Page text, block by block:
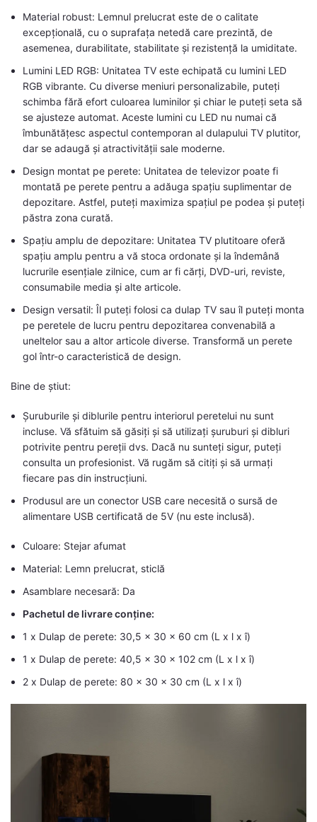
Material robust: Lemnul prelucrat este de o calitate
excepțională, cu o suprafața netedă care prezintă, de
asemenea, durabilitate, stabilitate și rezistență la umiditate.
Lumini LED RGB: Unitatea TV este echipată cu lumini LED
RGB vibrante. Cu diverse meniuri personalizabile, puteți
schimba fără efort culoarea luminilor și chiar le puteți seta să
se ajusteze automat. Aceste lumini cu LED nu numai că
îmbunătățesc aspectul contemporan al dulapului TV plutitor,
dar se adaugă și atractivității sale moderne.
Design montat pe perete: Unitatea de televizor poate fi
montată pe perete pentru a adăuga spațiu suplimentar de
depozitare. Astfel, puteți maximiza spațiul pe podea și puteți
păstra zona curată.
Spațiu amplu de depozitare: Unitatea TV plutitoare oferă
spațiu amplu pentru a vă stoca ordonate și la îndemână
lucrurile esențiale zilnice, cum ar fi cărți, DVD-uri, reviste,
consumabile media și alte articole.
Design versatil: Îl puteți folosi ca dulap TV sau îl puteți monta
pe peretele de lucru pentru depozitarea convenabilă a
uneltelor sau a altor articole diverse. Transformă un perete
gol într-o caracteristică de design.
Bine de știut:
Șuruburile și diblurile pentru interiorul peretelui nu sunt
incluse. Vă sfătuim să găsiți și să utilizați șuruburi și dibluri
potrivite pentru pereții dvs. Dacă nu sunteți sigur, puteți
consulta un profesionist. Vă rugăm să citiți și să urmați
fiecare pas din instrucțiuni.
Produsul are un conector USB care necesită o sursă de
alimentare USB certificată de 5V (nu este inclusă).
Culoare: Stejar afumat
Material: Lemn prelucrat, sticlă
Asamblare necesară: Da
Pachetul de livrare conține:
1 x Dulap de perete: 30,5 x 30 x 60 cm (L x l x î)
1 x Dulap de perete: 40,5 x 30 x 102 cm (L x l x î)
2 x Dulap de perete: 80 x 30 x 30 cm (L x l x î)